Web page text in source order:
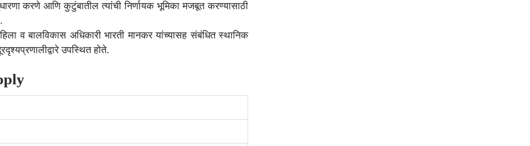
करणे आणि कुटुंबातील त्यांची निर्णायक भूमिका मजबूत करण्यासाठी
व बालविकास अधिकारी भारती मानकर यांच्यासह संबंधित स्थानिक
उपस्थित होते.